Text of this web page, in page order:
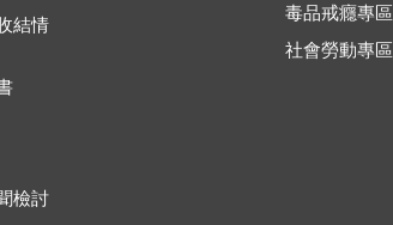
結情
檢討
毒品戒癮專區
社會勞動專區